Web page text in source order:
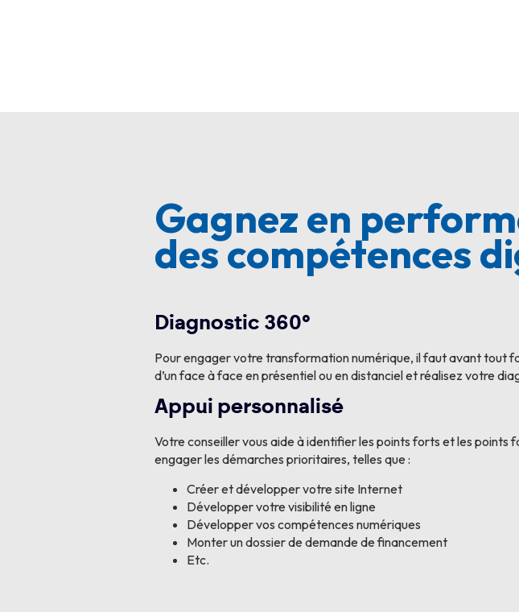
Gagnez en
des compétences
Diagnostic 360°
Pour engager votre transformation numérique, il faut avant tout
d’un face à face en présentiel ou en distanciel et réalisez votre
Appui personnalisé
Votre conseiller vous aide à identifier les points forts et les points
engager les démarches prioritaires, telles que :
Créer et développer votre site Internet
Développer votre visibilité en ligne
Développer vos compétences numériques
Monter un dossier de demande de financement
Etc.